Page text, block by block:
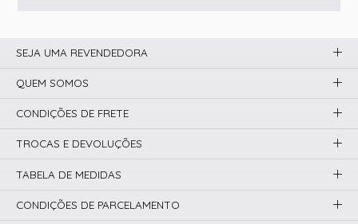
SEJA UMA REVENDEDORA
QUEM SOMOS
CONDIÇÕES DE FRETE
TROCAS E DEVOLUÇÕES
TABELA DE MEDIDAS
CONDIÇÕES DE PARCELAMENTO